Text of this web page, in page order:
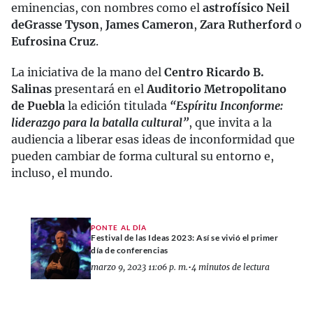
eminencias, con nombres como el astrofísico Neil
deGrasse Tyson, James Cameron, Zara Rutherford o
Eufrosina Cruz.
La iniciativa de la mano del Centro Ricardo B.
Salinas presentará en elAuditorio Metropolitano
de Puebla la edición titulada “Espíritu Inconforme:
liderazgo para la batalla cultural”, que invita a la
audiencia a liberar esas ideas de inconformidad que
pueden cambiar de forma cultural su entorno e,
incluso, el mundo.
PONTE AL DÍA
Festival de las Ideas 2023: Así se vivió el primer
día de conferencias
marzo 9, 2023 11:06 p. m.•4 minutos de lectura